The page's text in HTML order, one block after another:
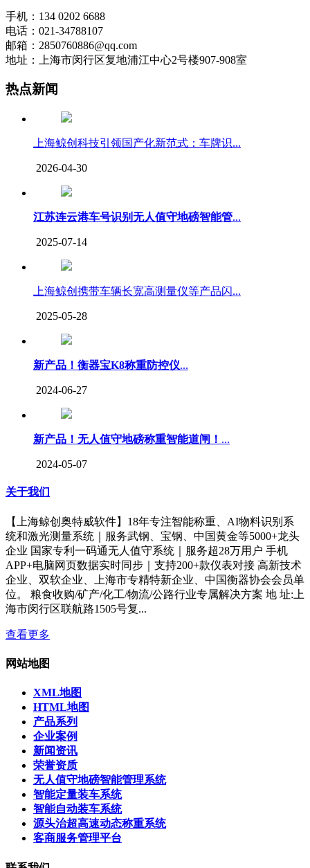
手机：134 0202 6688
电话：021-34788107
邮箱：2850760886@qq.com
地址：上海市闵行区复地浦江中心2号楼907-908室
热点新闻
上海鲸创科技引领国产化新范式：车牌识...
2026-04-30
江苏连云港车号识别无人值守地磅智能管...
2025-07-14
上海鲸创携带车辆长宽高测量仪等产品闪...
2025-05-28
新产品！衡器宝K8称重防控仪...
2024-06-27
新产品！无人值守地磅称重智能道闸！ ...
2024-05-07
关于我们
【上海鲸创奥特威软件】18年专注智能称重、AI物料识别系
统和激光测量系统｜服务武钢、宝钢、中国黄金等5000+龙头
企业 国家专利一码通无人值守系统｜服务超28万用户 手机
APP+电脑网页数据实时同步｜支持200+款仪表对接 高新技术
企业、双软企业、上海市专精特新企业、中国衡器协会会员单
位。 粮食收购/矿产/化工/物流/公路行业专属解决方案 地 址:上
海市闵行区联航路1505号复...
查看更多
网站地图
XML地图
HTML地图
产品系列
企业案例
新闻资讯
荣誉资质
无人值守地磅智能管理系统
智能定量装车系统
智能自动装车系统
源头治超高速动态称重系统
客商服务管理平台